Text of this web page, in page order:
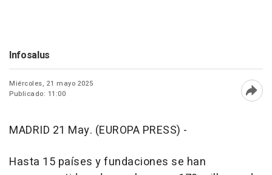
Infosalus
Miércoles, 21 mayo 2025
Publicado: 11:00
MADRID 21 May. (EUROPA PRESS) -
Hasta 15 países y fundaciones se han